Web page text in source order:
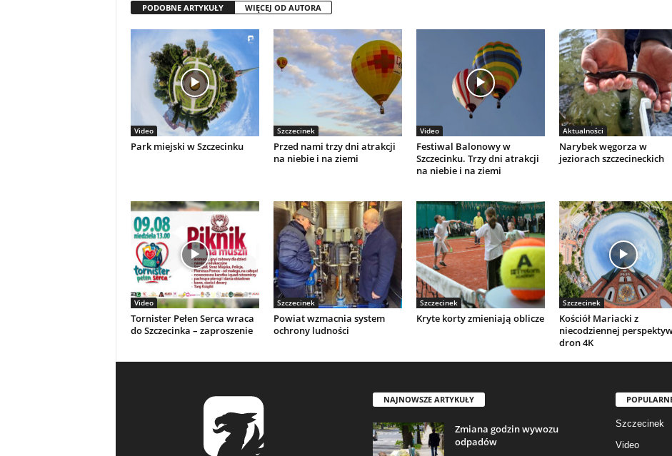
PODOBNE ARTYKUŁY WIĘCEJ OD AUTORA
Video
Park miejski w Szczecinku
Szczecinek
Przed nami trzy dni atrakcji
na niebie i na ziemi
Video
Festiwal Balonowy w
Szczecinku. Trzy dni atrakcji
na niebie i na ziemi
Aktualności
Narybek węgorza w
jeziorach szczecineckich
Video
Tornister Pełen Serca wraca
do Szczecinka – zaproszenie
Szczecinek
Powiat wzmacnia system
ochrony ludności
Szczecinek
Kryte korty zmieniają oblicze
Szczecinek
Kościół Mariacki z
niecodziennej
dron 4K
NAJNOWSZE ARTYKUŁY
Zmiana godzin wywozu
odpadów
Szczecinek
Video